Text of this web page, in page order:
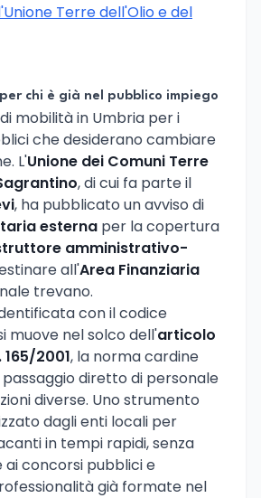
Terre dell'Olio e del
chi è già nel pubblico impiego
mobilità in Umbria per i
che desiderano cambiare
L'Unione dei Comuni Terre
, di cui fa parte il
, ha pubblicato un avviso di
esterna per la copertura
amministrativo-
all'Area Finanziaria
trevano.
con il codice
muove nel solco dell'articolo
165/2001, la norma cardine
diretto di personale
diverse. Uno strumento
dagli enti locali per
in tempi rapidi, senza
concorsi pubblici e
già formate nel